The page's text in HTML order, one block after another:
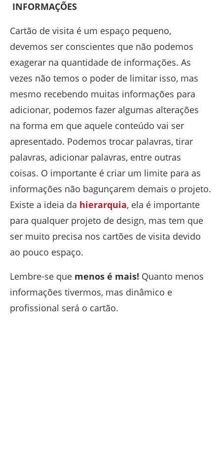
INFORMAÇÕES
Cartão de visita é um espaço pequeno,
devemos ser conscientes que não podemos
exagerar na quantidade de informações. As
vezes não temos o poder de limitar isso, mas
mesmo recebendo muitas informações para
adicionar, podemos fazer algumas alterações
na forma em que aquele conteúdo vai ser
apresentado. Podemos trocar palavras, tirar
palavras, adicionar palavras, entre outras
coisas. O importante é criar um limite para as
informações não bagunçarem demais o projeto.
Existe a ideia da hierarquia, ela é importante
para qualquer projeto de design, mas tem que
ser muito precisa nos cartões de visita devido
ao pouco espaço.
Lembre-se que menos é mais! Quanto menos
informações tivermos, mas dinâmico e
profissional será o cartão.